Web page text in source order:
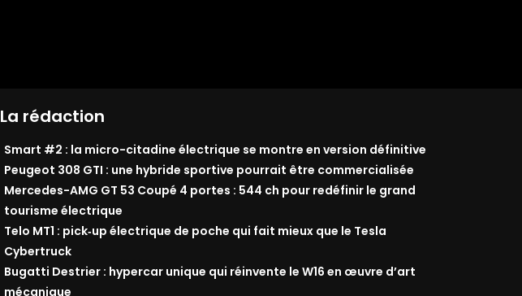
La rédaction
Smart #2 : la micro-citadine électrique se montre en version définitive
Peugeot 308 GTI : une hybride sportive pourrait être commercialisée
Mercedes-AMG GT 53 Coupé 4 portes : 544 ch pour redéfinir le grand
tourisme électrique
Telo MT1 : pick‑up électrique de poche qui fait mieux que le Tesla
Cybertruck
Bugatti Destrier : hypercar unique qui réinvente le W16 en œuvre d’art
mécanique